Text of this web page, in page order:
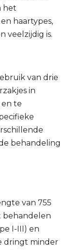
het
haartypes,
veelzijdig is.
van drie
in
te
behandeling
van 755
behandelen
I-III) en
dringt minder